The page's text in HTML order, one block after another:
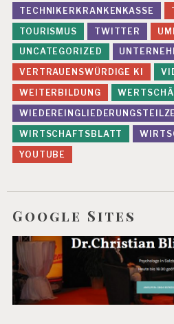
TECHNIKERKRANKENKASSE
TOURISMUS
TWITTER
UNCATEGORIZED
VERTRAUENSWÜRDIGE KI
WEITERBILDUNG
WIRTSCHAFTSBLATT
YOUTUBE
Google Sites